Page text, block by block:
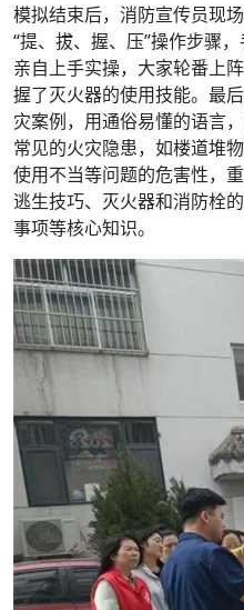
模拟结束后，消防宣传员现
“提、拔、握、压”操作步骤
亲自上手实操，大家轮番上
握了灭火器的使用技能。最
灾案例，用通俗易懂的语言
常见的火灾隐患，如楼道堆
使用不当等问题的危害性，
逃生技巧、灭火器和消防栓
事项等核心知识。